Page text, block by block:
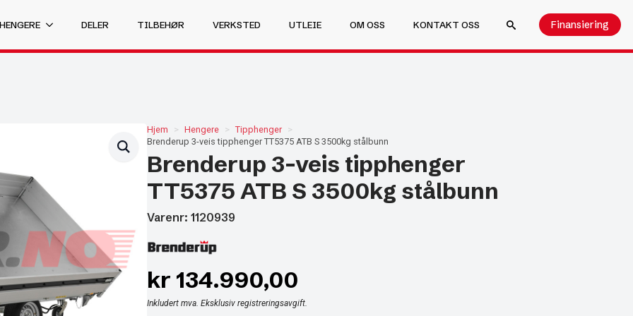
DELER TILBEHØR VERKSTED UTLEIE OM OSS
KONTAKT OSS
Finansiering
Hjem Hengere
Tipphenger
Brenderup 3-veis tipphenger TT5375 ATB S 3500kg stålbunn
Brenderup 3-veis tipphenger
TT5375 ATB S 3500kg stålbunn
Varenr: 1120939
kr 134.990,00
Inkludert mva. Eksklusiv registreringsavgift.